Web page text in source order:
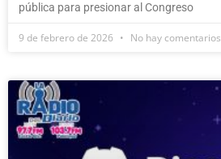
pública para presionar al Congreso
9 de febrero de 2026 No hay comentarios